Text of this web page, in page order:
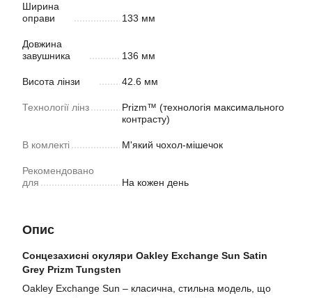
Ширина
оправи
133 мм
Довжина
завушника
136 мм
Висота лінзи 42.6 мм
Технології лінз
Prizm™ (технологія максимального
контрасту)
В комлекті М'який чохол-мішечок
Рекомендовано
для
На кожен день
Опис
Сонцезахисні окуляри Oakley Exchange Sun Satin
Grey Prizm Tungsten
Oakley Exchange Sun – класична, стильна модель, що